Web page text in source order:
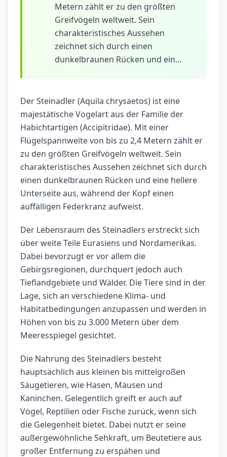
Metern zählt er zu den größten
Greifvögeln weltweit. Sein
charakteristisches Aussehen
zeichnet sich durch einen
dunkelbraunen Rücken und ein...
Der Steinadler (Aquila chrysaetos) ist eine
majestätische Vogelart aus der Familie der
Habichtartigen (Accipitridae). Mit einer
Flügelspannweite von bis zu 2,4 Metern zählt er
zu den größten Greifvögeln weltweit. Sein
charakteristisches Aussehen zeichnet sich durch
einen dunkelbraunen Rücken und eine hellere
Unterseite aus, während der Kopf einen
auffälligen Federkranz aufweist.
Der Lebensraum des Steinadlers erstreckt sich
über weite Teile Eurasiens und Nordamerikas.
Dabei bevorzugt er vor allem die
Gebirgsregionen, durchquert jedoch auch
Tieflandgebiete und Wälder. Die Tiere sind in der
Lage, sich an verschiedene Klima- und
Habitatbedingungen anzupassen und werden in
Höhen von bis zu 3.000 Metern über dem
Meeresspiegel gesichtet.
Die Nahrung des Steinadlers besteht
hauptsächlich aus kleinen bis mittelgroßen
Säugetieren, wie Hasen, Mäusen und
Kaninchen. Gelegentlich greift er auch auf
Vögel, Reptilien oder Fische zurück, wenn sich
die Gelegenheit bietet. Dabei nutzt er seine
außergewöhnliche Sehkraft, um Beutetiere aus
großer Entfernung zu erspähen und